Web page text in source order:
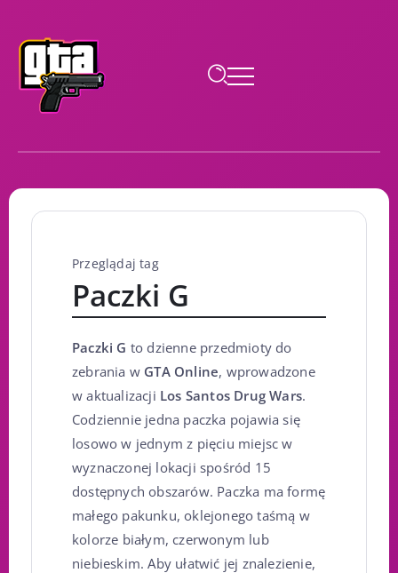
Przeglądaj tag
Paczki G
Paczki G to dzienne przedmioty do
zebrania w GTA Online, wprowadzone
w aktualizacji Los Santos Drug Wars.
Codziennie jedna paczka pojawia się
losowo w jednym z pięciu miejsc w
wyznaczonej lokacji spośród 15
dostępnych obszarów. Paczka ma formę
małego pakunku, oklejonego taśmą w
kolorze białym, czerwonym lub
niebieskim. Aby ułatwić jej znalezienie,